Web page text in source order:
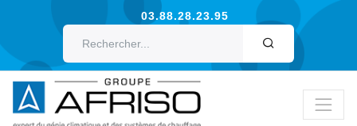
03.88.28.23.95